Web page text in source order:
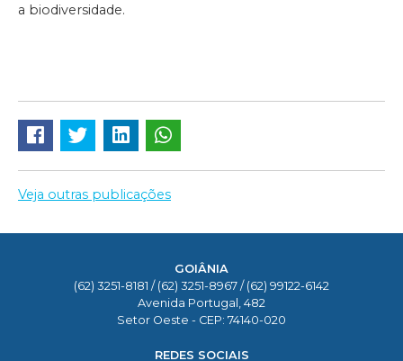
a biodiversidade.
Veja outras publicações
GOIÂNIA
(62) 3251-8181 / (62) 3251-8967 / (62) 99122-6142
Avenida Portugal, 482
Setor Oeste - CEP: 74140-020
REDES SOCIAIS